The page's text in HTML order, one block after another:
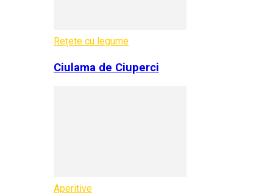
Rețete cu legume
Ciulama de Ciuperci
Aperitive